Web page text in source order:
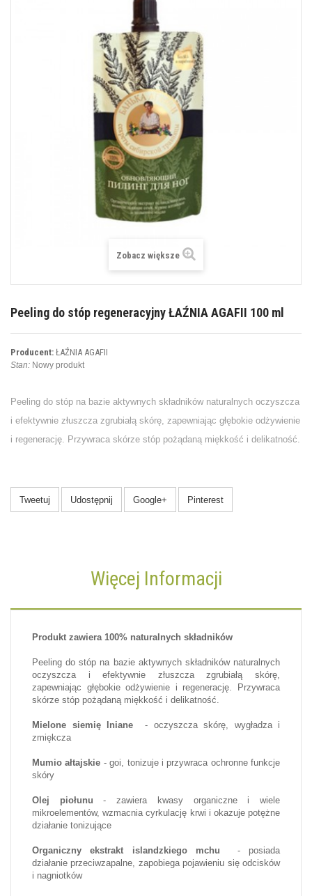
Zobacz większe
Peeling do stóp regeneracyjny ŁAŹNIA AGAFII 100 ml
Producent: ŁAŹNIA AGAFII
Stan: Nowy produkt
Peeling do stóp na bazie aktywnych składników naturalnych oczyszcza
i efektywnie złuszcza zgrubiałą skórę, zapewniając głębokie odżywienie
i regenerację. Przywraca skórze stóp pożądaną miękkość i delikatność.
Tweetuj Udostępnij Google+ Pinterest
Więcej Informacji
Produkt zawiera 100% naturalnych składników
Peeling do stóp na bazie aktywnych składników naturalnych
oczyszcza i efektywnie złuszcza zgrubiałą skórę,
zapewniając głębokie odżywienie i regenerację. Przywraca
skórze stóp pożądaną miękkość i delikatność.
Mielone siemię lniane - oczyszcza skórę, wygładza i
zmiękcza
Mumio ałtajskie - goi, tonizuje i przywraca ochronne funkcje
skóry
Olej piołunu - zawiera kwasy organiczne i wiele
mikroelementów, wzmacnia cyrkulację krwi i okazuje potężne
działanie tonizujące
Organiczny ekstrakt islandzkiego mchu - posiada
działanie przeciwzapalne, zapobiega pojawieniu się odcisków
i nagniotków